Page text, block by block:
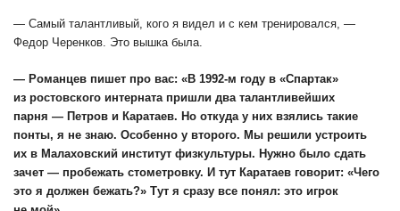
— Самый талантливый, кого я видел и с кем тренировался, —
Федор Черенков. Это вышка была.
— Романцев пишет про вас: «В 1992-м году в «Спартак»
из ростовского интерната пришли два талантливейших
парня — Петров и Каратаев. Но откуда у них взялись такие
понты, я не знаю. Особенно у второго. Мы решили устроить
их в Малаховский институт физкультуры. Нужно было сдать
зачет — пробежать стометровку. И тут Каратаев говорит: «Чего
это я должен бежать?» Тут я сразу все понял: это игрок